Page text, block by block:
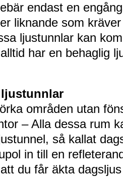
endast en
liknande som
ljustunnlar kan
har en behaglig
ljustunnlar
områden utan
– Alla dessa rum
så kallat
in till en
du får äkta